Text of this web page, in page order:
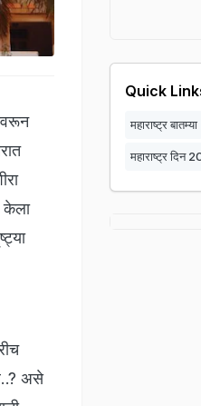
केला
असे
Quick
महाराष्ट्र बातम्या
महाराष्ट्र दिन